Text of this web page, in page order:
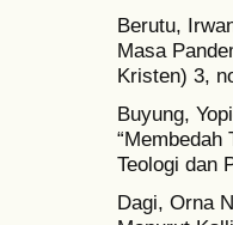
Berutu,
Masa
Kristen) 3,
Buyung,
“Membedah
Teologi dan
Dagi, Orna